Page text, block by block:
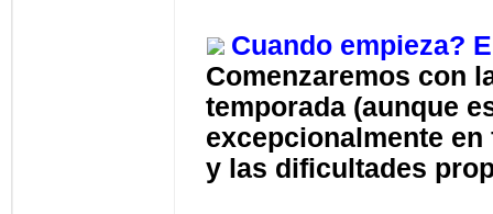
Cuando empieza?
Comenzaremos con
temporada (aunque
excepcionalmente
y las dificultades